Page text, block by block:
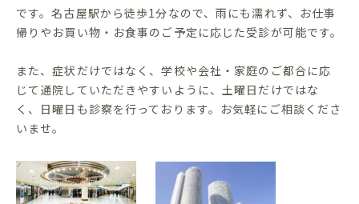
です。名古屋駅から徒歩1分なので、雨にも濡れず、お仕事
帰りやお買い物・お食事のご予定に応じた受診が可能です。
また、症状だけではなく、学校や会社・家庭のご都合に応
じて通院していただきやすいように、土曜日だけではな
く、日曜日も診察を行っております。お気軽にご相談くださ
いませ。